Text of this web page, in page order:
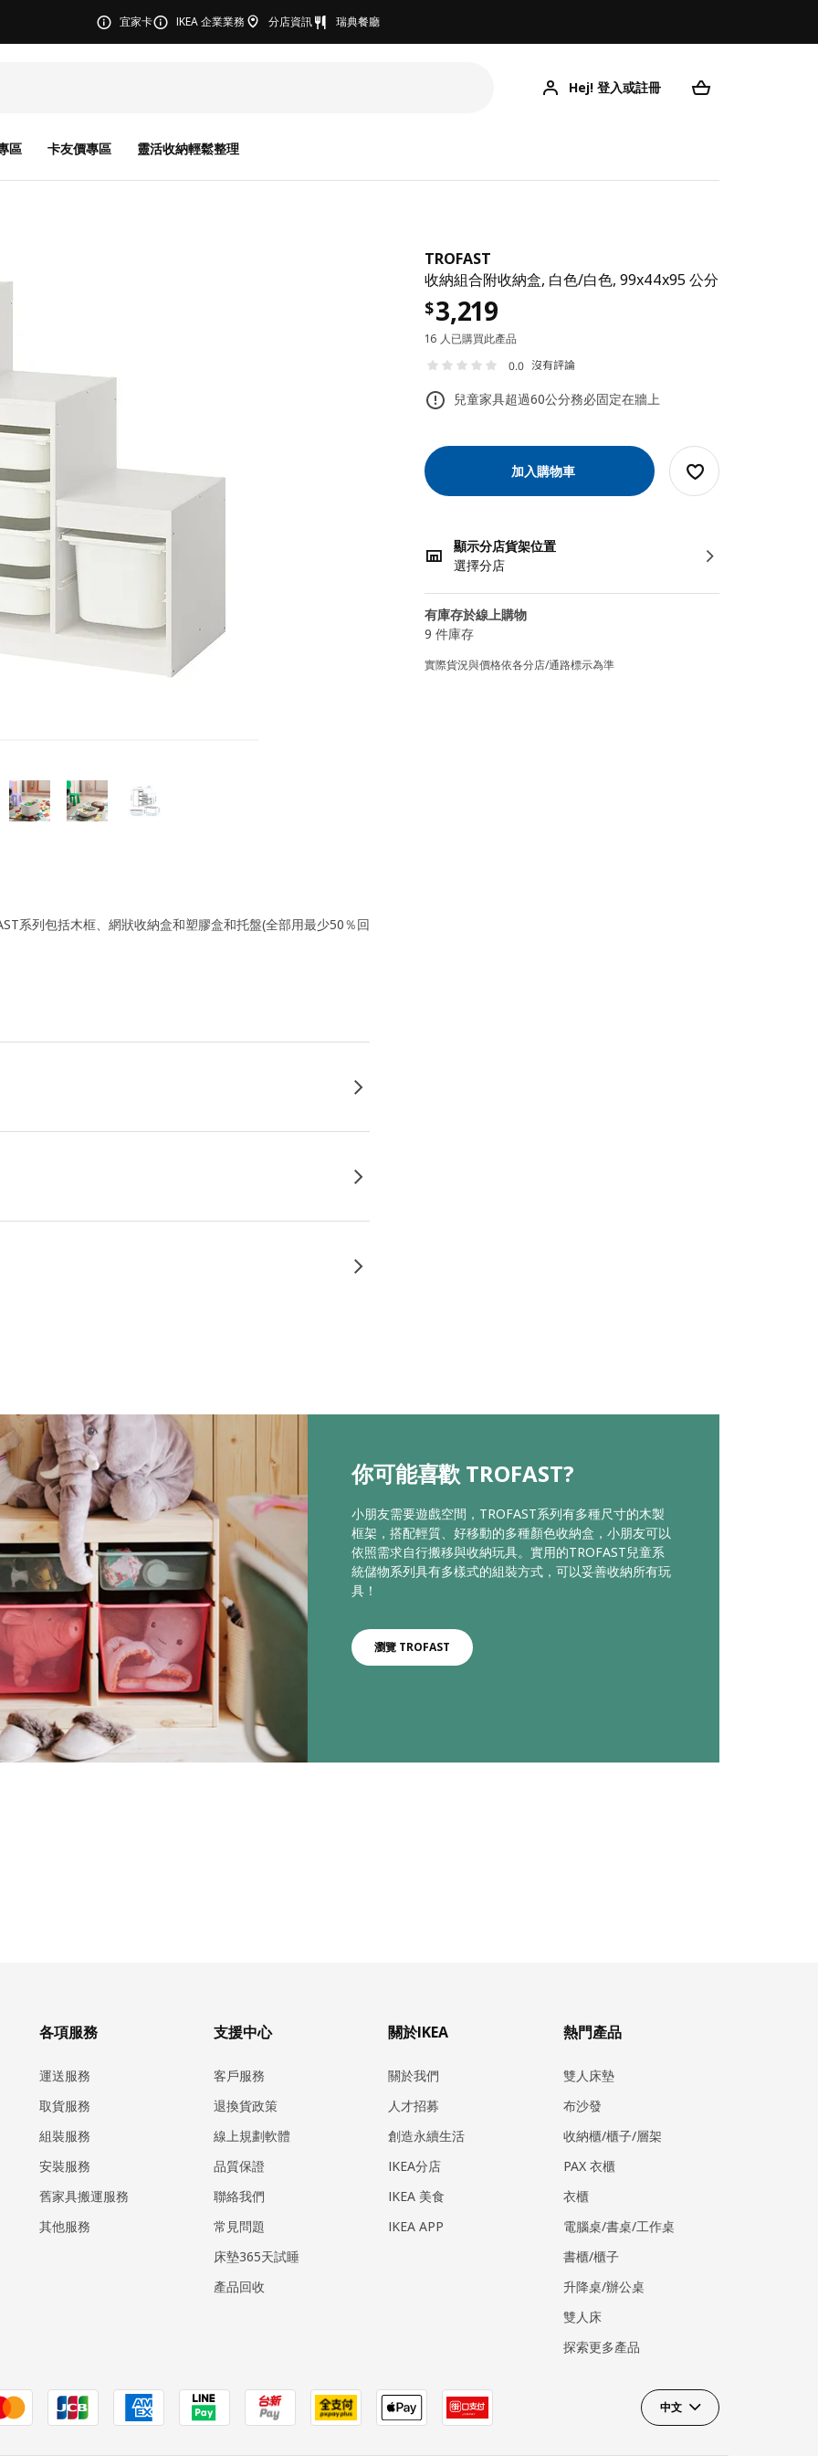
宜家卡 IKEA 企業業務 分店資訊 瑞典餐廳
Hej! 登入或註冊
區 卡友價專區 靈活收納輕鬆整理
TROFAST
收納組合附收納盒, 白色/白色, 99x44x95 公分
$3,219
16 人已購買此產品
0.0 沒有評論
兒童家具超過60公分務必固定在牆上
加入購物車
顯示分店貨架位置
選擇分店
有庫存於線上購物
9 件庫存
實際貨況與價格依各分店/通路標示為準
系列包括木框、網狀收納盒和塑膠盒和托盤(全部用最少50％回
你可能喜歡 TROFAST?
小朋友需要遊戲空間，TROFAST系列有多種尺寸的木製
框架，搭配輕質、好移動的多種顏色收納盒，小朋友可以
依照需求自行搬移與收納玩具。實用的TROFAST兒童系
統儲物系列具有多樣式的組裝方式，可以妥善收納所有玩
具！
瀏覽 TROFAST
各項服務
運送服務
取貨服務
組裝服務
安裝服務
​舊家具搬運服務
其他服務
支援中心
客戶服務
退換貨政策
線上規劃軟體
品質保證
聯絡我們
常見問題
床墊365天試睡
產品回收
關於IKEA
關於我們
人才招募
創造永續生活
IKEA分店
IKEA 美食
IKEA APP
熱門產品
雙人床墊
布沙發
收納櫃/櫃子/層架
PAX 衣櫃
衣櫃
電腦桌/書桌/工作桌
書櫃/櫃子
升降桌/辦公桌
雙人床
探索更多產品
中文